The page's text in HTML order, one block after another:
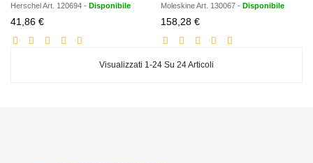
HerschelArt. 120694 - Disponibile
41,86 €Prezzo
scontato
MoleskineArt. 130067 - Disponibile
158,28 €Prezzo
scontato
Visualizzati 1-24 Su 24 Articoli